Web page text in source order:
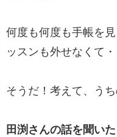
何度も何度も手帳を
ッスンも外せなくて・
そうだ！考えて、う
田渕さんの話を聞い